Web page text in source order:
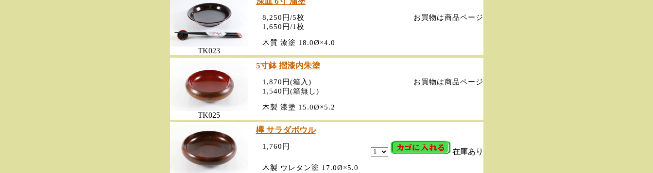
お買物は商品ページ
8,250円/5枚
1,650円/1枚
木質 漆塗 18.0Ø×4.0
TK023
5寸鉢 摺漆内朱塗
お買物は商品ページ
1,870円(箱入)
1,540円(箱無し)
木製 漆塗 15.0Ø×5.2
TK025
欅 サラダボウル
在庫あり
1,760円
木製 ウレタン塗 17.0Ø×5.0